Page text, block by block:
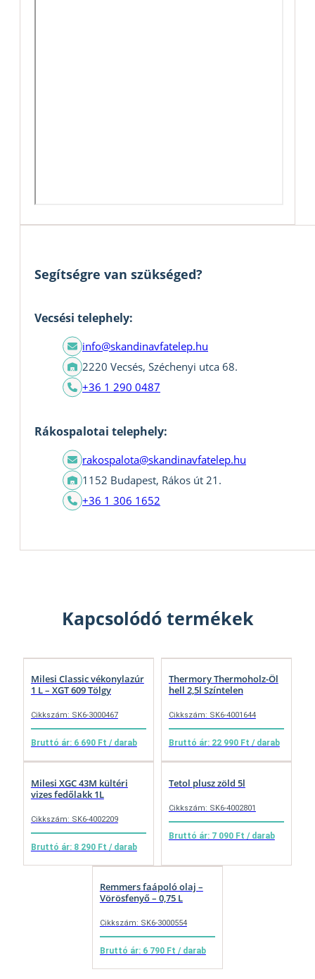
Segítségre van szükséged?
Vecsési telephely:
info@skandinavfatelep.hu
2220 Vecsés, Széchenyi utca 68.
+36 1 290 0487
Rákospalotai telephely:
rakospalota@skandinavfatelep.hu
1152 Budapest, Rákos út 21.
+36 1 306 1652
Kapcsolódó termékek
Milesi Classic vékonylazúr
1 L – XGT 609 Tölgy
Cikkszám: SK6-3000467
Bruttó ár: 6 690 Ft / darab
Thermory Thermoholz-Öl
hell 2,5l Színtelen
Cikkszám: SK6-4001644
Bruttó ár: 22 990 Ft / darab
Milesi XGC 43M kültéri
vizes fedőlakk 1L
Cikkszám: SK6-4002209
Bruttó ár: 8 290 Ft / darab
Tetol plusz zöld 5l
Cikkszám: SK6-4002801
Bruttó ár: 7 090 Ft / darab
Remmers faápoló olaj –
Vörösfenyő – 0,75 L
Cikkszám: SK6-3000554
Bruttó ár: 6 790 Ft / darab